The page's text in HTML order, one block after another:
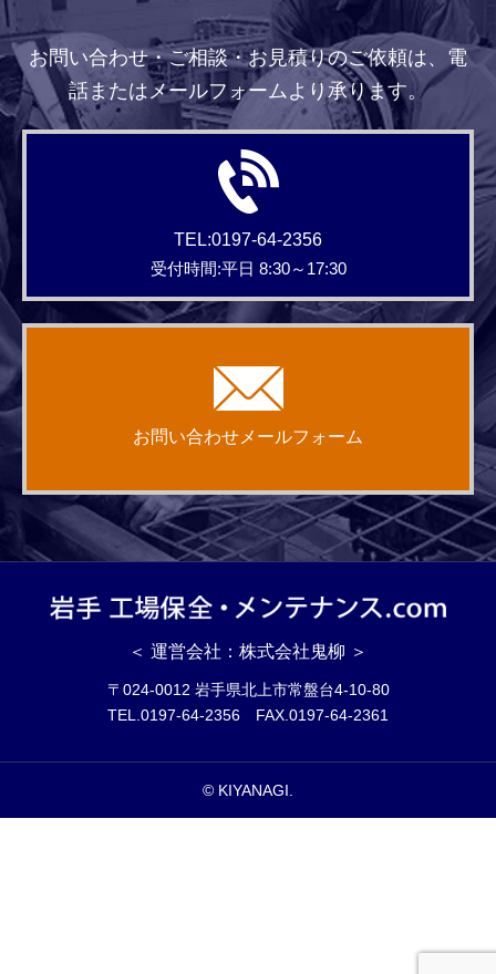
お問い合わせ・ご相談・お見積りのご依頼は、電
話またはメールフォームより承ります。
TEL:0197-64-2356
受付時間:平日 8:30～17:30
お問い合わせメールフォーム
＜ 運営会社：株式会社鬼柳 ＞
〒024-0012 岩手県北上市常盤台4-10-80
TEL.0197-64-2356 FAX.0197-64-2361
© KIYANAGI.